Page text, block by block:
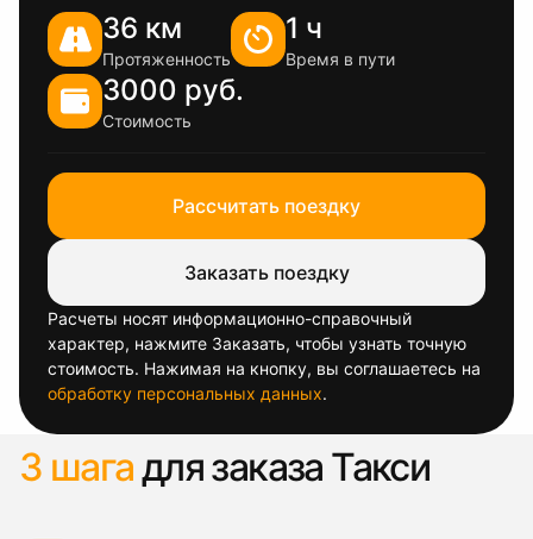
36 км
Протяженность
1 ч
Время в пути
3000 руб.
Стоимость
Рассчитать поездку
Заказать поездку
Расчеты носят информационно-справочный
характер, нажмите Заказать, чтобы узнать точную
стоимость. Нажимая на кнопку, вы соглашаетесь на
обработку персональных данных.
3 шагадля заказа Такси